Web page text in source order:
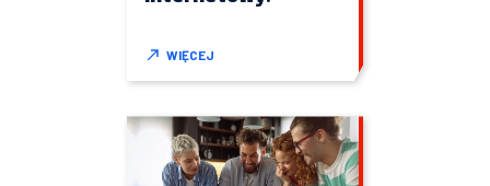
WIĘCEJ